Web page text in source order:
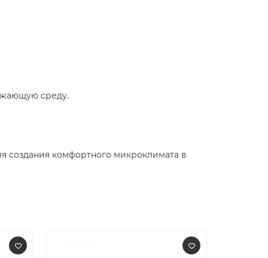
среду.​
создания комфортного микроклимата в